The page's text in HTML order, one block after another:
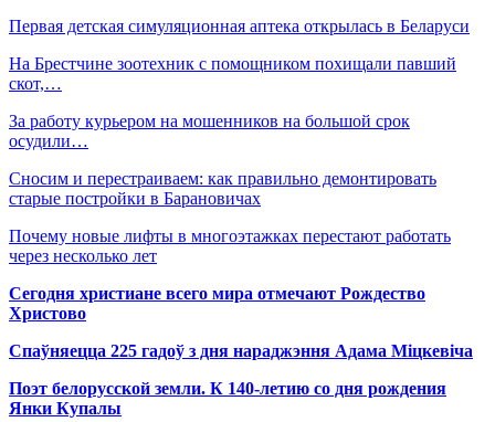
Первая детская симуляционная аптека открылась в Беларуси
На Брестчине зоотехник с помощником похищали павший
скот,…
За работу курьером на мошенников на большой срок
осудили…
Сносим и перестраиваем: как правильно демонтировать
старые постройки в Барановичах
Почему новые лифты в многоэтажках перестают работать
через несколько лет
Сегодня христиане всего мира отмечают Рождество
Христово
Спаўняецца 225 гадоў з дня нараджэння Адама Міцкевіча
Поэт белорусской земли. К 140-летию со дня рождения
Янки Купалы